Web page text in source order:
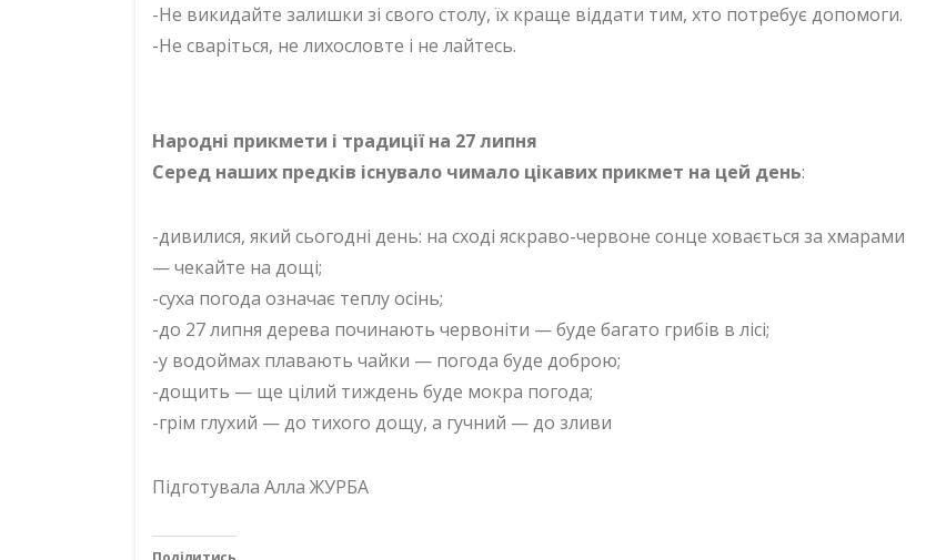
-Не викидайте залишки зі свого столу, їх краще віддати тим, хто потребує допомоги.
-Не сваріться, не лихословте і не лайтесь.
Народні прикмети і традиції на 27 липня
Серед наших предків існувало чимало цікавих прикмет на цей день:
-дивилися, який сьогодні день: на сході яскраво-червоне сонце ховається за хмарами
— чекайте на дощі;
-суха погода означає теплу осінь;
-до 27 липня дерева починають червоніти — буде багато грибів в лісі;
-у водоймах плавають чайки — погода буде доброю;
-дощить — ще цілий тиждень буде мокра погода;
-грім глухий — до тихого дощу, а гучний — до зливи
Підготувала Алла ЖУРБА